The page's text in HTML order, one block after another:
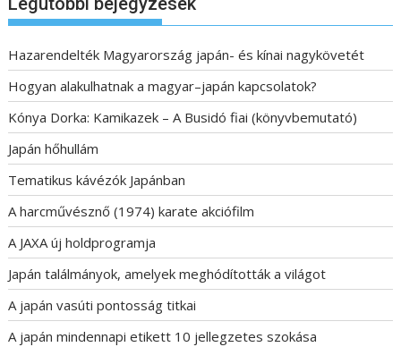
Hazarendelték Magyarország japán- és kínai nagykövetét
Hogyan alakulhatnak a magyar–japán kapcsolatok?
Kónya Dorka: Kamikazek – A Busidó fiai (könyvbemutató)
Japán hőhullám
Tematikus kávézók Japánban
A harcművésznő (1974) karate akciófilm
A JAXA új holdprogramja
Japán találmányok, amelyek meghódították a világot
A japán vasúti pontosság titkai
A japán mindennapi etikett 10 jellegzetes szokása